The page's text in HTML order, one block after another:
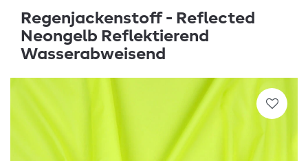
Regenjackenstoff - Reflected
Neongelb Reflektierend
Wasserabweisend